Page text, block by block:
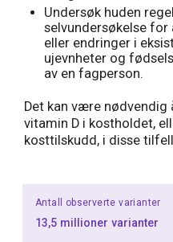
Undersøk huden
selvundersøkelse for
eller endringer i
ujevnheter og
av en fagperson.
Det kan være nødvendig
vitamin D i kostholdet,
kosttilskudd, i disse
Antall observerte varianter
13,5 millioner varianter